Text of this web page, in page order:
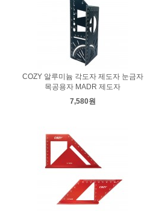
COZY 알루미늄 각도자 제도자 눈금자
목공용자 MADR 제도자
7,580원